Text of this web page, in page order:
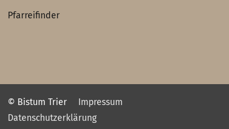
Pfarreifinder
© Bistum Trier
Impressum
Datenschutzerklärung